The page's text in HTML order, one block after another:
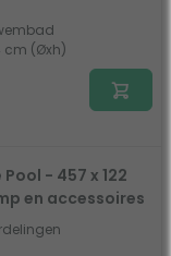
cm (Øxh)
- 457 x 122
en accessoires